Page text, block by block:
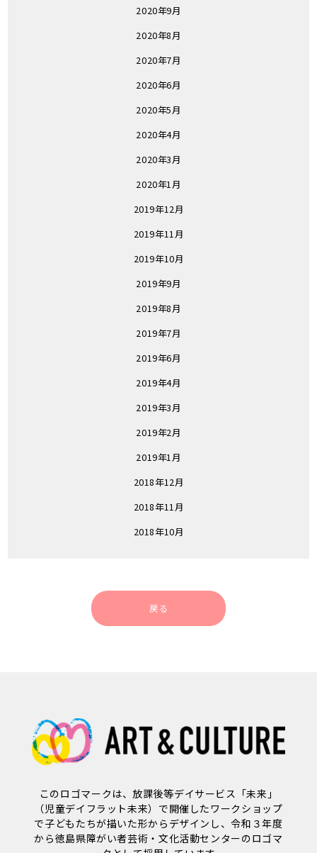
2020年9月
2020年8月
2020年7月
2020年6月
2020年5月
2020年4月
2020年3月
2020年1月
2019年12月
2019年11月
2019年10月
2019年9月
2019年8月
2019年7月
2019年6月
2019年4月
2019年3月
2019年2月
2019年1月
2018年12月
2018年11月
2018年10月
戻る
このロゴマークは、放課後等デイサービス「未来」
（児童デイフラット未来）で開催したワークショップ
で子どもたちが描いた形からデザインし、令和３年度
から徳島県障がい者芸術・文化活動センターのロゴマ